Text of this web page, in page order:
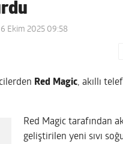
Ekim 2025 09:58
Red Magic, akıllı
Red Magic tarafından
geliştirilen yeni sıvı